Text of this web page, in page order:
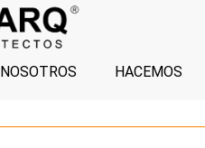
NOSOTROS HACEMOS